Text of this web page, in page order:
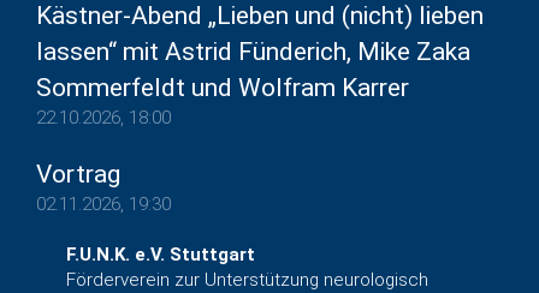
Kästner-Abend „Lieben und (nicht) lieben
lassen“ mit Astrid Fünderich, Mike Zaka
Sommerfeldt und Wolfram Karrer
22.10.2026, 18:00
Vortrag
02.11.2026, 19:30
F.U.N.K. e.V. Stuttgart
Förderverein zur Unterstützung neurologisch